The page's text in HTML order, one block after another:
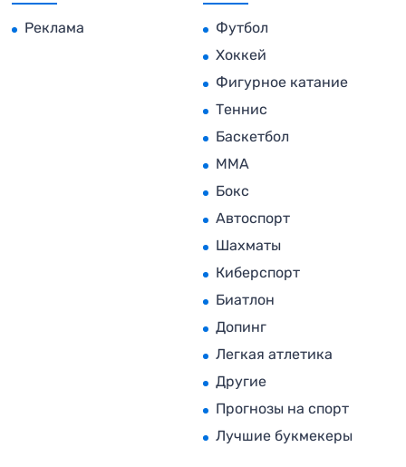
Реклама
Футбол
Хоккей
Фигурное катание
Теннис
Баскетбол
MMA
Бокс
Автоспорт
Шахматы
Киберспорт
Биатлон
Допинг
Легкая атлетика
Другие
Прогнозы на спорт
Лучшие букмекеры